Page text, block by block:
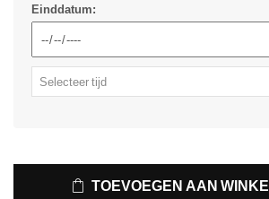
Einddatum:
TOEVOEGEN AAN